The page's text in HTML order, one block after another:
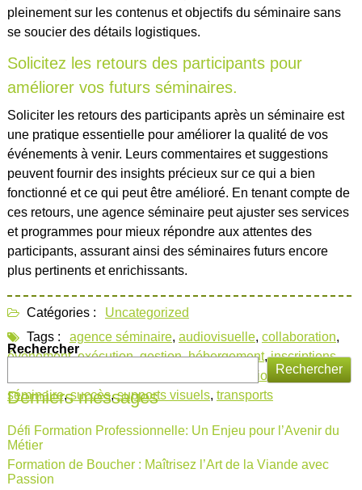
pleinement sur les contenus et objectifs du séminaire sans
se soucier des détails logistiques.
Solicitez les retours des participants pour
améliorer vos futurs séminaires.
Soliciter les retours des participants après un séminaire est
une pratique essentielle pour améliorer la qualité de vos
événements à venir. Leurs commentaires et suggestions
peuvent fournir des insights précieux sur ce qui a bien
fonctionné et ce qui peut être amélioré. En tenant compte de
ces retours, une agence séminaire peut ajuster ses services
et programmes pour mieux répondre aux attentes des
participants, assurant ainsi des séminaires futurs encore
plus pertinents et enrichissants.
Catégories :
Uncategorized
Tags :
agence séminaire, audiovisuelle, collaboration,
événement,exécution,gestion,hébergement,inscriptions,
planification ,programme
séminaire,succès,supports visuels, transports
Rechercher
Rechercher
Derniers messages
Défi Formation Professionnelle: Un Enjeu pour l’Avenir du
Métier
Formation de Boucher : Maîtrisez l’Art de la Viande avec
Passion